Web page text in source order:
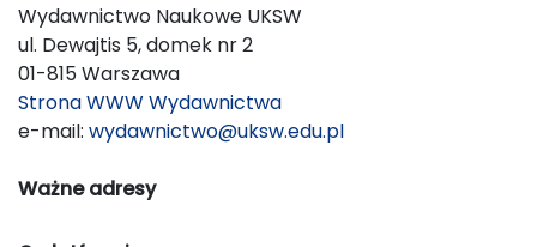
Wydawnictwo Naukowe UKSW
ul. Dewajtis 5, domek nr 2
01-815 Warszawa
Strona WWW Wydawnictwa
e-mail: wydawnictwo@uksw.edu.pl
Ważne adresy